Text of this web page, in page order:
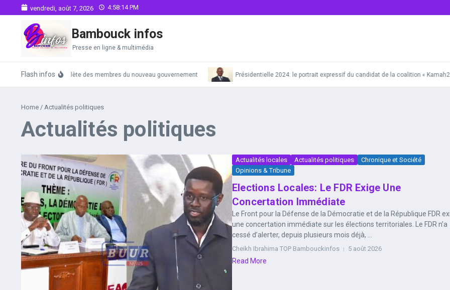
Aller au contenuvendredi, août 7, 2026 4:58:15 PM
Bambouck infos
Presse en ligne & multimédia
Flash infos
La liste complète des membres du nouveau gouvernement Présidentielle 2024: le portrait expressif du candidat de la coalition «
Home / Actualités politiques
Actualités politiques
Actualités locales Actualités politiques
Chronique et Société
Opinions & Tribune
Elections Locales: Le FDR Exige Une
Concertation Immédiate
Le Front pour la Défense de la Démocratie et de la République FDR
une concertation immédiate sur les élections territoriales. Le FDR n’a
cessé d’alerter, depuis plusieurs mois déjà, ...
Cheikh Ibrahima TOP Bambouckinfos 5 août 2026
Read More